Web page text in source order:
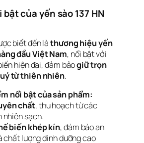
của yến sào 137 HN
biết đến làthương hiệu yến
đầu Việt Nam, nổi bật với
hiện đại, đảm bảogiữ trọn
từ thiên nhiên.
nổi bật của sản phẩm:
chất, thu hoạch từ các
nhiên sạch.
biến khép kín, đảm bảo an
chất lượng dinh dưỡng cao